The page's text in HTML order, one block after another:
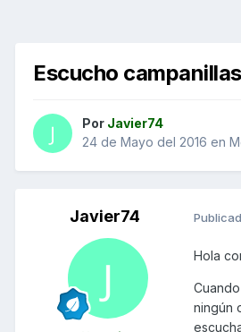
Escucho campanillas
Por Javier74
24 de Mayo del 2016 en
Javier74
Hola
ningún